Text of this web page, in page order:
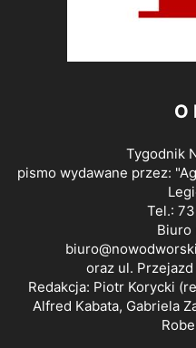
O
Tygodnik
pismo wydawane przez:
Tel.:
Biuro
oraz ul.
Redakcja: Piotr Korycki
Alfred Kabata, Gabriela